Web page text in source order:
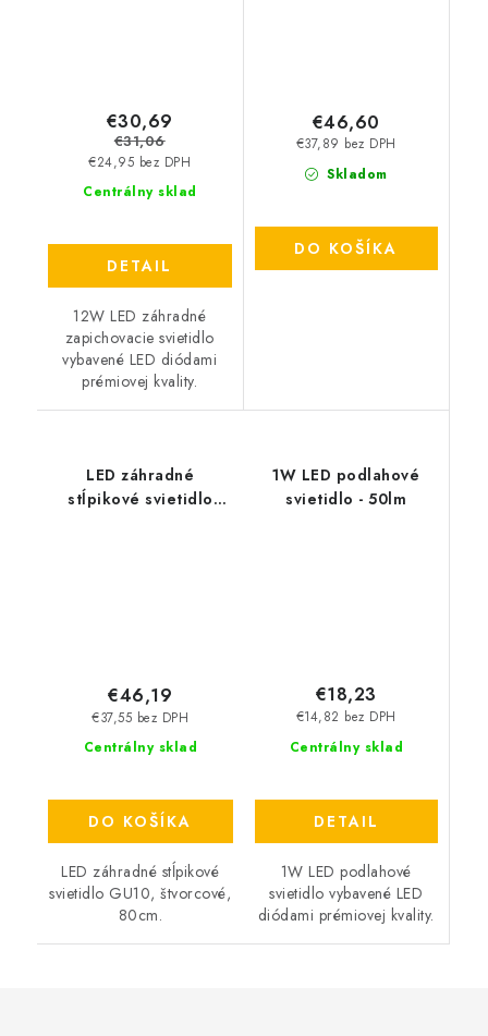
Centrálny sklad
€24,95 bez DPH
€30,69
€31,06
DETAIL
12W LED záhradné
zapichovacie svietidlo
vybavené LED diódami
prémiovej kvality.
Skladom
€37,89 bez DPH
€46,60
DO KOŠÍKA
LED záhradné
stĺpikové svietidlo
Centrálny sklad
€37,55 bez DPH
€46,19
DO KOŠÍKA
LED záhradné stĺpikové
svietidlo GU10, štvorcové,
80cm.
1W LED podlahové
svietidlo - 50lm
Centrálny sklad
€14,82 bez DPH
€18,23
DETAIL
1W LED podlahové
svietidlo vybavené LED
diódami prémiovej kvality.